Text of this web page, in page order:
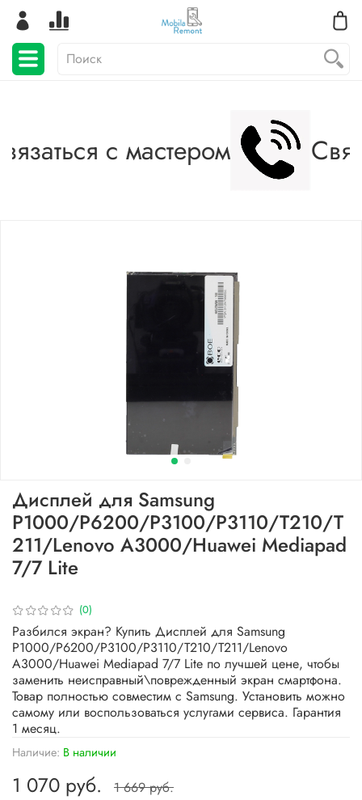
с мастером
(0)
Наличие: В наличии
Дисплей для Samsung
P1000/P6200/P3100/P3110/T210/T
211/Lenovo A3000/Huawei Mediapad
7/7 Lite
1 070 руб. 1 669 руб.
Разбился экран? Купить Дисплей для Samsung
P1000/P6200/P3100/P3110/T210/T211/Lenovo
A3000/Huawei Mediapad 7/7 Lite по лучшей цене, чтобы
заменить неисправный\поврежденный экран смартфона.
Товар полностью совместим с Samsung. Установить можно
самому или воспользоваться услугами сервиса. Гарантия
1 месяц.